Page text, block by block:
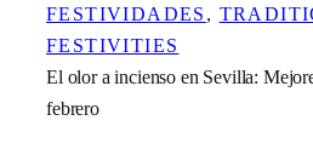
FESTIVIDADES ,
FESTIVITIES
El olor a incienso en Sevilla:
febrero